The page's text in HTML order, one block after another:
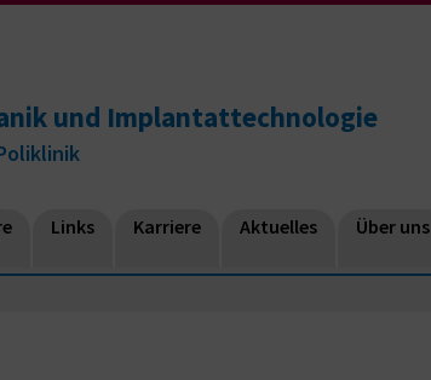
und Implantattechnologie
Links Karriere Aktuelles Über uns